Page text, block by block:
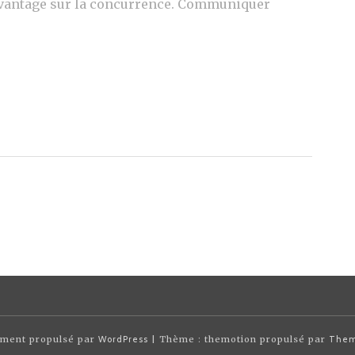
sur la concurrence. Communiquer
propulsé par WordPress | Thème : themotion propulsé par